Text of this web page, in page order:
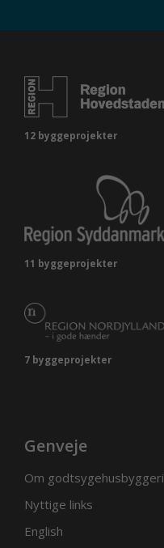
12 byggeprojekter
11 byggeprojekter
7 byggeprojekter
Genveje
Om godtsygehusbyggeri
Nyttige links
English